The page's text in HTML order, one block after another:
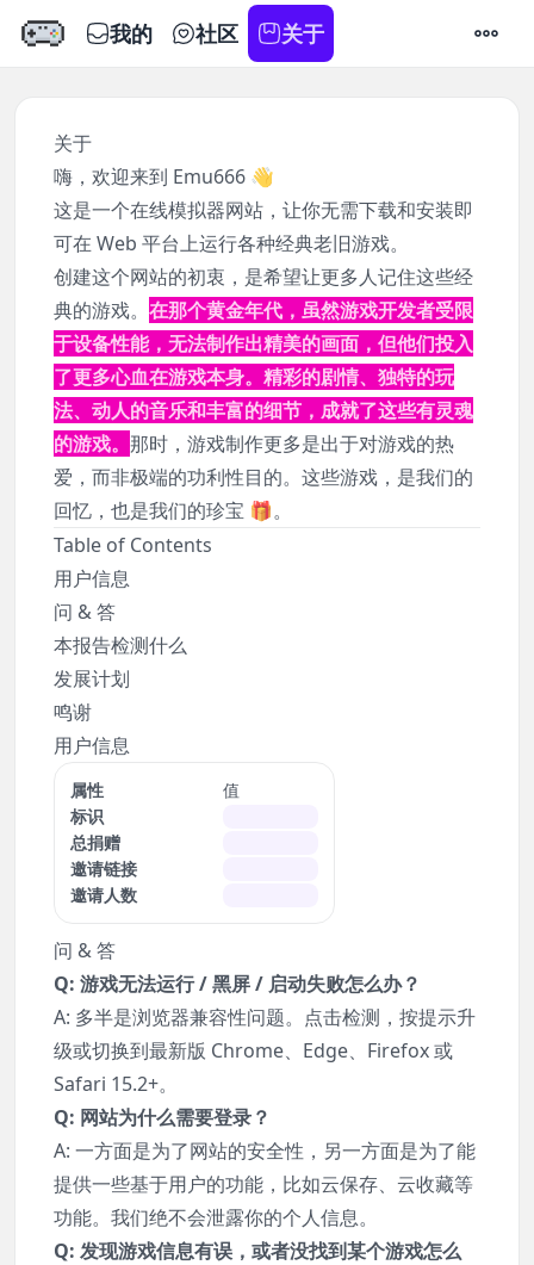
我的 社区 关于 设置
关于
嗨，欢迎来到 Emu666 👋
这是一个在线模拟器网站，让你无需下载和安装即
可在 Web 平台上运行各种经典老旧游戏。
创建这个网站的初衷，是希望让更多人记住这些经
典的游戏。 在那个黄金年代，虽然游戏开发者受限
于设备性能，无法制作出精美的画面，但他们投入
了更多心血在游戏本身。精彩的剧情、独特的玩
法、动人的音乐和丰富的细节，成就了这些有灵魂
的游戏。 那时，游戏制作更多是出于对游戏的热
爱，而非极端的功利性目的。这些游戏，是我们的
回忆，也是我们的珍宝 🎁。
Table of Contents
用户信息
问 & 答
本报告检测什么
发展计划
鸣谢
用户信息
属性
值
标识
总捐赠
邀请链接
邀请人数
问 & 答
Q: 游戏无法运行 / 黑屏 / 启动失败怎么办？
A: 多半是浏览器兼容性问题。 点击检测 ，按提示升
级或切换到最新版 Chrome、Edge、Firefox 或
Safari 15.2+。
Q: 网站为什么需要登录？
A: 一方面是为了网站的安全性，另一方面是为了能
提供一些基于用户的功能，比如云保存、云收藏等
功能。我们绝不会泄露你的个人信息。
Q: 发现游戏信息有误，或者没找到某个游戏怎么